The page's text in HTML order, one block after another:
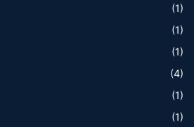
(1)
(1)
(1)
(4)
(1)
(1)